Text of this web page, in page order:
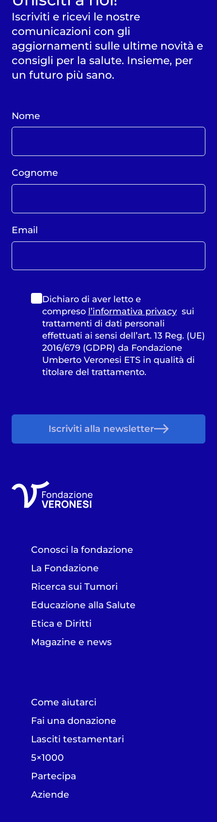
esocrina del
pancreas. Questo
tipo di tumore è
particolarmente
aggressivo perché
tende a crescere
rapidamente…
Iscriviti e ricevi le nostre
comunicazioni con gli
aggiornamenti sulle ultime novità e
consigli per la salute. Insieme, per
un futuro più sano.
Nome
Cognome
Email
Dichiaro di aver letto e
compreso l’informativa privacysui
trattamenti di dati personali
effettuati ai sensi dell’art. 13 Reg. (UE)
2016/679 (GDPR) da Fondazione
Umberto Veronesi ETS in qualità di
titolare del trattamento.
Iscriviti alla newsletter
Conosci la fondazione
La Fondazione
Ricerca sui Tumori
Educazione alla Salute
Etica e Diritti
Magazine e news
Come aiutarci
Fai una donazione
Lasciti testamentari
5×1000
Partecipa
Aziende